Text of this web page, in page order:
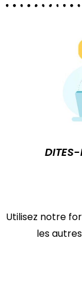
Utilisez notre
les